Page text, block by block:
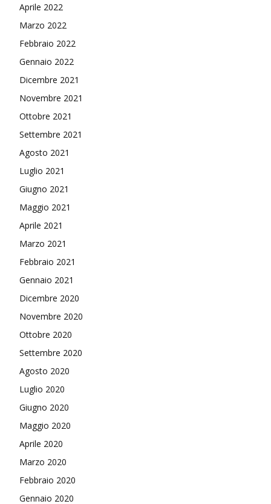
Aprile 2022
Marzo 2022
Febbraio 2022
Gennaio 2022
Dicembre 2021
Novembre 2021
Ottobre 2021
Settembre 2021
Agosto 2021
Luglio 2021
Giugno 2021
Maggio 2021
Aprile 2021
Marzo 2021
Febbraio 2021
Gennaio 2021
Dicembre 2020
Novembre 2020
Ottobre 2020
Settembre 2020
Agosto 2020
Luglio 2020
Giugno 2020
Maggio 2020
Aprile 2020
Marzo 2020
Febbraio 2020
Gennaio 2020